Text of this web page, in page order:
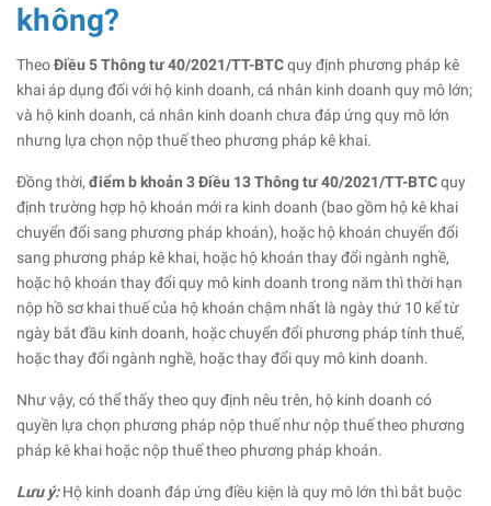
không?
TheoĐiều 5 Thông tư 40/2021/TT-BTCquy định phương pháp kê
khai áp dụng đối với hộ kinh doanh, cá nhân kinh doanh quy mô lớn;
và hộ kinh doanh, cá nhân kinh doanh chưa đáp ứng quy mô lớn
nhưng lựa chọn nộp thuế theo phương pháp kê khai.
Đồng thời, điểm b khoản 3 Điều 13 Thông tư 40/2021/TT-BTCquy
định trường hợp hộ khoán mới ra kinh doanh (bao gồm hộ kê khai
chuyển đổi sang phương pháp khoán), hoặc hộ khoán chuyển đổi
sang phương pháp kê khai, hoặc hộ khoán thay đổi ngành nghề,
hoặc hộ khoán thay đổi quy mô kinh doanh trong năm thì thời hạn
nộp hồ sơ khai thuế của hộ khoán chậm nhất là ngày thứ 10 kể từ
ngày bắt đầu kinh doanh, hoặc chuyển đổi phương pháp tính thuế,
hoặc thay đổi ngành nghề, hoặc thay đổi quy mô kinh doanh.
Như vậy, có thể thấy theo quy định nêu trên, hộ kinh doanh có
quyền lựa chọn phương pháp nộp thuế như nộp thuế theo phương
pháp kê khai hoặc nộp thuế theo phương pháp khoán.
Lưu ý:Hộ kinh doanh đáp ứng điều kiện là quy mô lớn thì bắt buộc